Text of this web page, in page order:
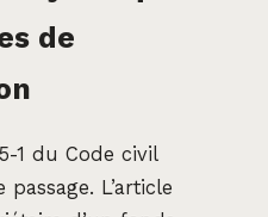
de
1 du Code civil
L’article